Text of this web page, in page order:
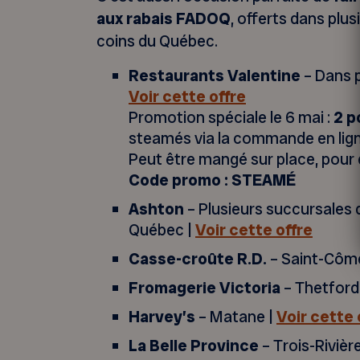
aux rabais FADOQ, offerts dans
coins du Québec.
Restaurants Valentine – Dans
Voir cette offre
Promotion spéciale le 6 mai : 2
steamés via la commande en
Peut être mangé sur place,
Code promo : STEAMÉ
Ashton – Plusieurs succursales
Québec | Voir cette offre
Casse-croûte R.D. – Saint-
Fromagerie Victoria– Thetford
Harvey’s – Matane | Voir cette
La Belle Province – Trois-